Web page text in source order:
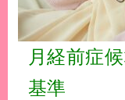
月経前症
基準